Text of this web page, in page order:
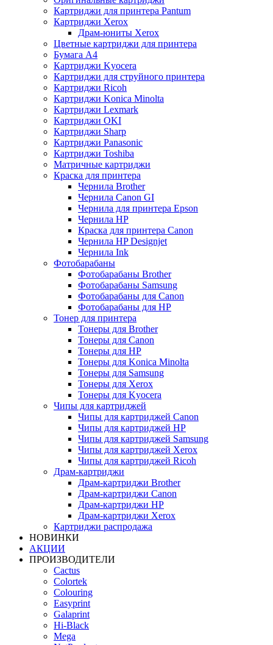
Картриджи для принтера Pantum
Картриджи Xerox
Драм-юниты Xerox
Цветные картриджи для принтера
Бумага А4
Картриджи Kyocera
Картриджи для струйного принтера
Картриджи Ricoh
Картриджи Konica Minolta
Картриджи Lexmark
Картриджи OKI
Картриджи Sharp
Картриджи Panasonic
Картриджи Toshiba
Матричные картриджи
Краска для принтера
Чернила Brother
Чернила Canon GI
Чернила для принтера Epson
Чернила HP
Краска для принтера Canon
Чернила HP Designjet
Чернила Ink
Фотобарабаны
Фотобарабаны Brother
Фотобарабаны Samsung
Фотобарабаны для Canon
Фотобарабаны для HP
Тонер для принтера
Тонеры для Brother
Тонеры для Canon
Тонеры для HP
Тонеры для Konica Minolta
Тонеры для Samsung
Тонеры для Xerox
Тонеры для Kyocera
Чипы для картриджей
Чипы для картриджей Canon
Чипы для картриджей HP
Чипы для картриджей Samsung
Чипы для картриджей Xerox
Чипы для картриджей Ricoh
Драм-картриджи
Драм-картриджи Brother
Драм-картриджи Canon
Драм-картриджи HP
Драм-картриджи Xerox
Картриджи распродажа
НОВИНКИ
АКЦИИ
ПРОИЗВОДИТЕЛИ
Cactus
Colortek
Colouring
Easyprint
Galaprint
Hi-Black
Mega